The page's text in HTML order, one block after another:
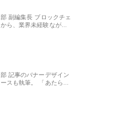
副編集長 ブロックチェ
ら、業界未経験なが…
記事のバナーデザイン
スも執筆。 「あたら…